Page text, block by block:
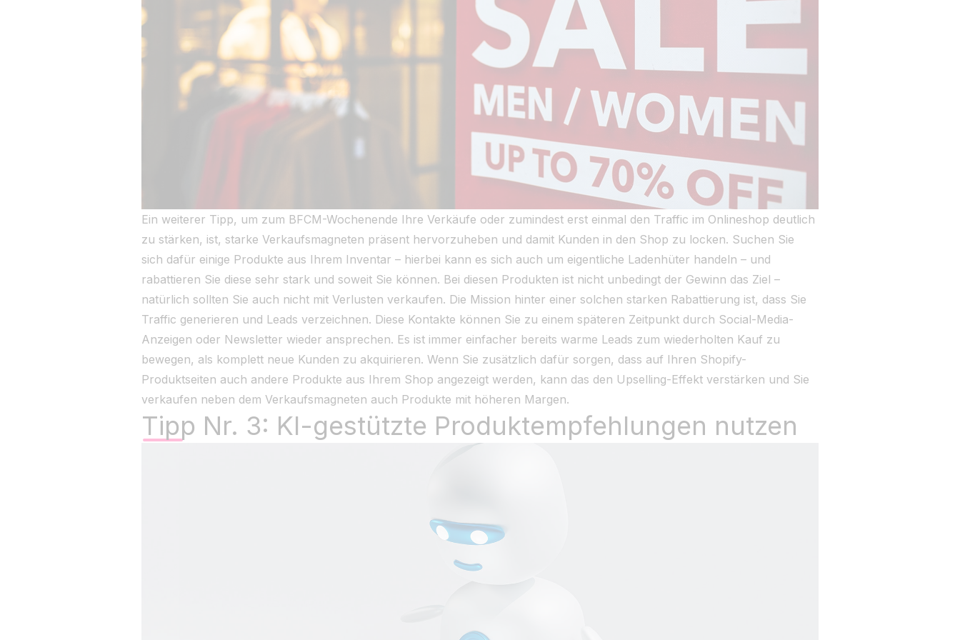
Ein weiterer Tipp, um zum BFCM-Wochenende Ihre Verkäufe oder zumindest erst einmal den Traffic im Onlineshop deutlich
zu stärken, ist, starke Verkaufsmagneten präsent hervorzuheben und damit Kunden in den Shop zu locken. Suchen Sie
sich dafür einige Produkte aus Ihrem Inventar – hierbei kann es sich auch um eigentliche Ladenhüter handeln – und
rabattieren Sie diese sehr stark und soweit Sie können. Bei diesen Produkten ist nicht unbedingt der Gewinn das Ziel –
natürlich sollten Sie auch nicht mit Verlusten verkaufen. Die Mission hinter einer solchen starken Rabattierung ist, dass Sie
Traffic generieren und Leads verzeichnen. Diese Kontakte können Sie zu einem späteren Zeitpunkt durch Social-Media-
Anzeigen oder Newsletter wieder ansprechen. Es ist immer einfacher bereits warme Leads zum wiederholten Kauf zu
bewegen, als komplett neue Kunden zu akquirieren. Wenn Sie zusätzlich dafür sorgen, dass auf Ihren Shopify-
Produktseiten auch andere Produkte aus Ihrem Shop angezeigt werden, kann das den Upselling-Effekt verstärken und Sie
verkaufen neben dem Verkaufsmagneten auch Produkte mit höheren Margen.
Tipp Nr. 3: KI-gestützte Produktempfehlungen nutzen